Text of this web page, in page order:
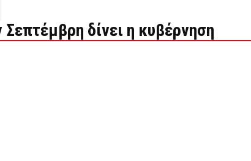
δίνει η κυβέρνηση